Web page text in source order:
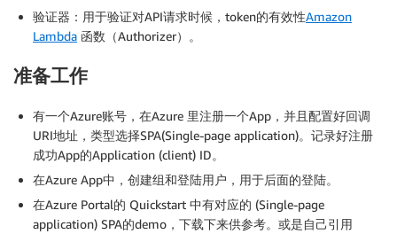
验证器：用于验证对API请求时候，token的有效性Amazon
Lambda 函数（Authorizer）。
准备工作
有一个Azure账号，在Azure 里注册一个App，并且配置好回调
URI地址，类型选择SPA(Single-page application)。记录好注册
成功App的Application (client) ID。
在Azure App中，创建组和登陆用户，用于后面的登陆。
在Azure Portal的 Quickstart 中有对应的 (Single-page
application) SPA的demo，下载下来供参考。或是自己引用